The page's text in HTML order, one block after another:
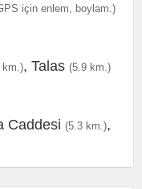
için enlem, boylam.)
km.), Talas (5.9 km.)
Caddesi (5.3 km.),